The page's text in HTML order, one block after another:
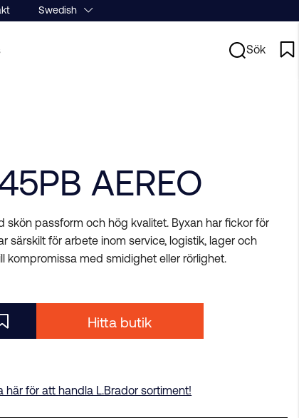
Swedish
Sök
AEREO
skön passform och hög kvalitet. Byxan har fickor för
särskilt för arbete inom service, logistik, lager och
kompromissa med smidighet eller rörlighet.
Hitta butik
här för att handla L.Brador sortiment!